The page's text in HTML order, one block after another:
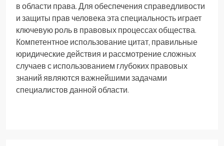
в области права. Для обеспечения справедливости
и защиты прав человека эта специальность играет
ключевую роль в правовых процессах общества.
Компетентное использование цитат, правильные
юридические действия и рассмотрение сложных
случаев с использованием глубоких правовых
знаний являются важнейшими задачами
специалистов данной области.